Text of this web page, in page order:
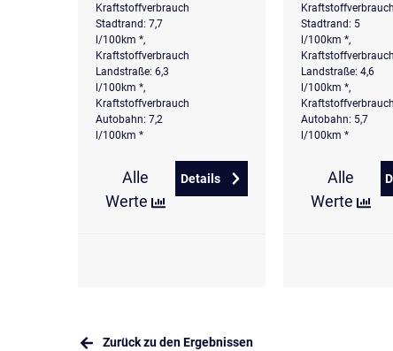
Kraftstoffverbrauch
Stadtrand: 7,7
l/100km *,
Kraftstoffverbrauch
Landstraße: 6,3
l/100km *,
Kraftstoffverbrauch
Autobahn: 7,2
l/100km *
Alle
Werte
Details
zu CUPRA Leon 2.0 TSI VZ
Kraftstoffverbrauch
Stadtrand: 5
l/100km *,
Kraftstoffverbrauch
Landstraße: 4,6
l/100km *,
Kraftstoffverbrauch
Autobahn: 5,7
l/100km *
Alle
Werte
Zurück zu den Ergebnissen